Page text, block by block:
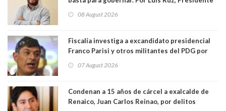
08 August 2026
Fiscalía investiga a excandidato presidencial
Franco Parisi y otros militantes del PDG por
07 August 2026
Condenan a 15 años de cárcel a exalcalde de
Renaico, Juan Carlos Reinao, por delitos